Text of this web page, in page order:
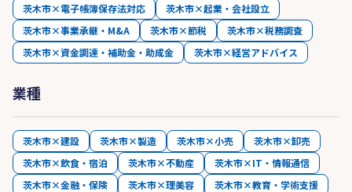
茨木市×電子帳簿保存法対応
茨木市×起業・会社設立
茨木市×事業承継・M&A
茨木市×節税
茨木市×税務調査
茨木市×資金調達・補助金・助成金
茨木市×経営アドバイス
業種
茨木市×建設 茨木市×製造 茨木市×小売
茨木市×卸売
茨木市×飲食・宿泊
茨木市×不動産
茨木市×IT・情報通信
茨木市×金融・保険
茨木市×理美容
茨木市×教育・学術支援